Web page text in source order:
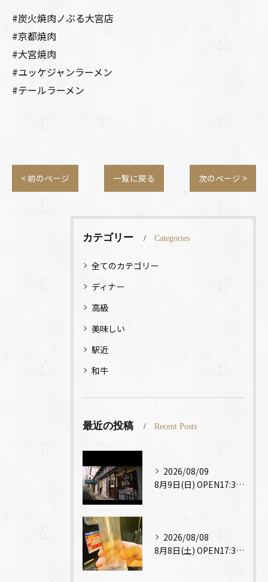
#炭火焼肉ノぶる大宮店⁡
#京都焼肉
#大宮焼肉⁡
#ユッケジャンラーメン
#テールラーメン
< 前のページ 一覧に戻る 次のページ >
カテゴリー Categories
全てのカテゴリー
ディナー
高級
美味しい
駅近
和牛
最近の投稿 Recent Posts
2026/08/09
8月9日(日) OPEN17:30～CLOSE23:00
2026/08/08
8月8日(土) OPEN17:30～CLOSE23:00